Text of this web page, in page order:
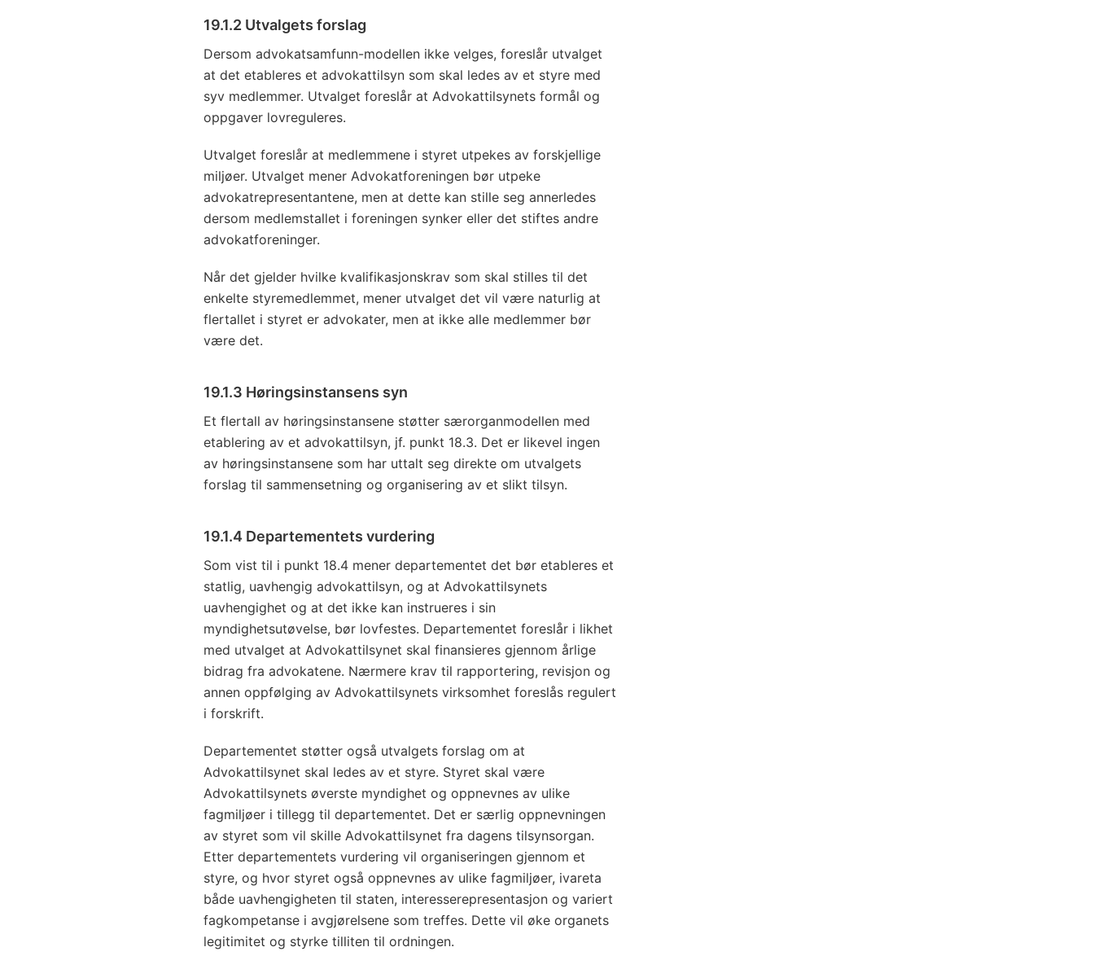
19.1.2 Utvalgets forslag
Dersom advokatsamfunn-modellen ikke velges, foreslår utvalget
at det etableres et advokattilsyn som skal ledes av et styre med
syv medlemmer. Utvalget foreslår at Advokattilsynets formål og
oppgaver lovreguleres.
Utvalget foreslår at medlemmene i styret utpekes av forskjellige
miljøer. Utvalget mener Advokatforeningen bør utpeke
advokatrepresentantene, men at dette kan stille seg annerledes
dersom medlemstallet i foreningen synker eller det stiftes andre
advokatforeninger.
Når det gjelder hvilke kvalifikasjonskrav som skal stilles til det
enkelte styremedlemmet, mener utvalget det vil være naturlig at
flertallet i styret er advokater, men at ikke alle medlemmer bør
være det.
19.1.3 Høringsinstansens syn
Et flertall av høringsinstansene støtter særorganmodellen med
etablering av et advokattilsyn, jf. punkt 18.3. Det er likevel ingen
av høringsinstansene som har uttalt seg direkte om utvalgets
forslag til sammensetning og organisering av et slikt tilsyn.
19.1.4 Departementets vurdering
Som vist til i punkt 18.4 mener departementet det bør etableres et
statlig, uavhengig advokattilsyn, og at Advokattilsynets
uavhengighet og at det ikke kan instrueres i sin
myndighetsutøvelse, bør lovfestes. Departementet foreslår i likhet
med utvalget at Advokattilsynet skal finansieres gjennom årlige
bidrag fra advokatene. Nærmere krav til rapportering, revisjon og
annen oppfølging av Advokattilsynets virksomhet foreslås regulert
i forskrift.
Departementet støtter også utvalgets forslag om at
Advokattilsynet skal ledes av et styre. Styret skal være
Advokattilsynets øverste myndighet og oppnevnes av ulike
fagmiljøer i tillegg til departementet. Det er særlig oppnevningen
av styret som vil skille Advokattilsynet fra dagens tilsynsorgan.
Etter departementets vurdering vil organiseringen gjennom et
styre, og hvor styret også oppnevnes av ulike fagmiljøer, ivareta
både uavhengigheten til staten, interesserepresentasjon og variert
fagkompetanse i avgjørelsene som treffes. Dette vil øke organets
legitimitet og styrke tilliten til ordningen.